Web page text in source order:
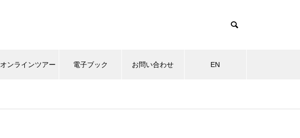
オンラインツアー 電子ブック お問い合わせ EN